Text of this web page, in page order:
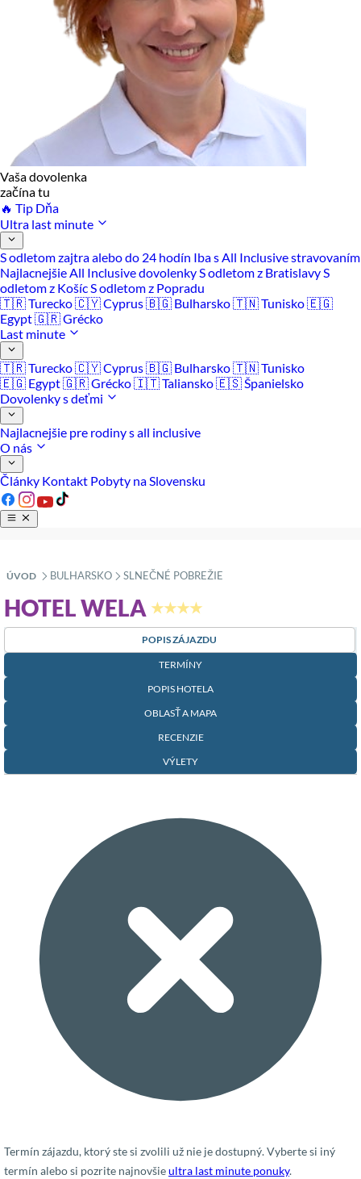
Vaša dovolenka
začína tu
🔥 Tip Dňa
Ultra last minute
S odletom zajtra alebo do 24 hodín Iba s All Inclusive stravovaním
Najlacnejšie All Inclusive dovolenkyS odletom z BratislavyS
odletom z KošícS odletom z Popradu
🇹🇷 Turecko🇨🇾 Cyprus🇧🇬 Bulharsko🇹🇳 Tunisko🇪🇬
Egypt🇬🇷 Grécko
Last minute
🇹🇷 Turecko🇨🇾 Cyprus🇧🇬 Bulharsko🇹🇳 Tunisko
🇪🇬 Egypt🇬🇷 Grécko🇮🇹 Taliansko🇪🇸 Španielsko
Dovolenky s deťmi
Najlacnejšie pre rodiny s all inclusive
O nás
Články Kontakt Pobyty na Slovensku
ÚVOD »
BULHARSKO »
SLNEČNÉ POBREŽIE
HOTEL WELA ★★★★
POPIS ZÁJAZDU
TERMÍNY
POPIS HOTELA
OBLASŤ A MAPA
RECENZIE
VÝLETY
Termín zájazdu, ktorý ste si zvolili už nie je dostupný. Vyberte si iný
termín alebo si pozrite najnovšieultra last minute ponuky.
Reklamné používateľské dáta
Personalizácia reklám
Povoliť vybrané
Odmietnuť